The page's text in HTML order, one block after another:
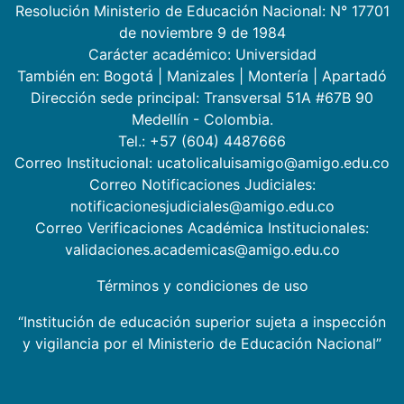
Resolución Ministerio de Educación Nacional: N° 17701
de noviembre 9 de 1984
Carácter académico: Universidad
También en: Bogotá Manizales Montería
Apartadó
Dirección sede principal: Transversal 51A #67B 90
Medellín - Colombia.
Tel.: +57 (604) 4487666
Correo Institucional: ucatolicaluisamigo@amigo.edu.co
Correo Notificaciones Judiciales:
notificacionesjudiciales@amigo.edu.co
Correo Verificaciones Académica Institucionales:
validaciones.academicas@amigo.edu.co
Términos y condiciones de uso
“Institución de educación superior sujeta a inspección
y vigilancia por el Ministerio de Educación Nacional”